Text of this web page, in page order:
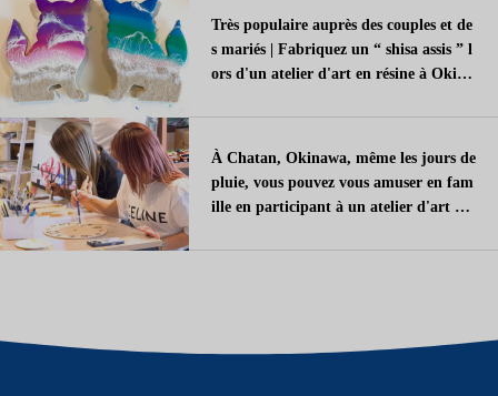
Très populaire auprès des couples et de
s mariés | Fabriquez un “ shisa assis ” l
ors d'un atelier d'art en résine à Okina
À Chatan, Okinawa, même les jours de
pluie, vous pouvez vous amuser en fam
ille en participant à un atelier d'art en